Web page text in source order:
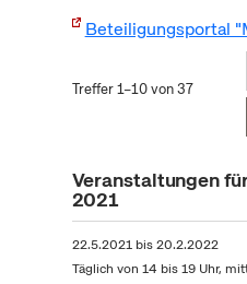
Beteiligungsportal
Treffer 1–10 von 37
Veranstaltungen
2021
22.5.2021bis20.2.2022
Täglich von 14 bis 19 Uhr,